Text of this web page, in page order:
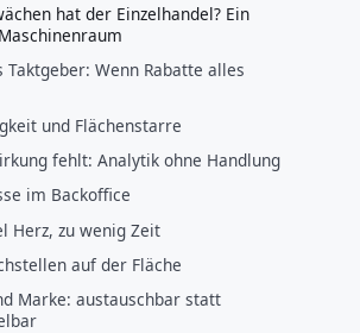
hat der Einzelhandel? Ein
Taktgeber: Wenn Rabatte alles
und Flächenstarre
fehlt: Analytik ohne Handlung
im Backoffice
Herz, zu wenig Zeit
auf der Fläche
Marke: austauschbar statt